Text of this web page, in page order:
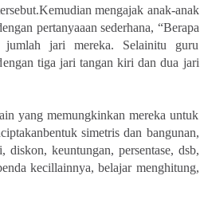
mengajak anak-anak
pertanyaaan sederhana, “Berapa
jumlah jari mereka. Selainitu guru
tiga jari tangan kiri dan dua jari
yang memungkinkan mereka untuk
simetris dan bangunan,
diskon, keuntungan, persentase, dsb,
kecillainnya, belajar menghitung,